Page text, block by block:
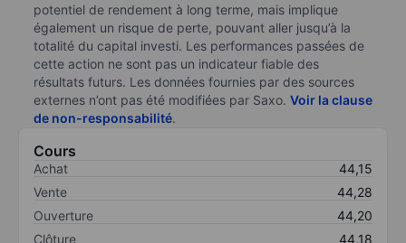
potentiel de rendement à long terme, mais implique
également un risque de perte, pouvant aller jusqu’à la
totalité du capital investi. Les performances passées de
cette action ne sont pas un indicateur fiable des
résultats futurs. Les données fournies par des sources
externes n’ont pas été modifiées par Saxo. Voir la clause
de non-responsabilité.
Cours
Achat
44,15
Vente
44,28
Ouverture
44,20
Clôture
44,18